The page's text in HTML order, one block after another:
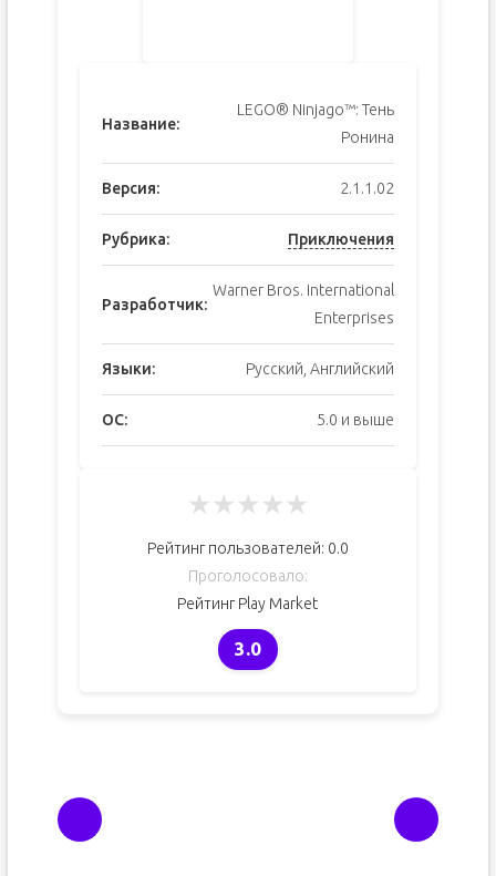
Название:
LEGO® Ninjago™: Тень
Ронина
Версия: 2.1.1.02
Рубрика: Приключения
Разработчик:
Warner Bros. International
Enterprises
Языки: Русский, Английский
ОС: 5.0 и выше
★★★★★
Рейтинг пользователей: 0.0
Проголосовало:
Рейтинг Play Market
3.0